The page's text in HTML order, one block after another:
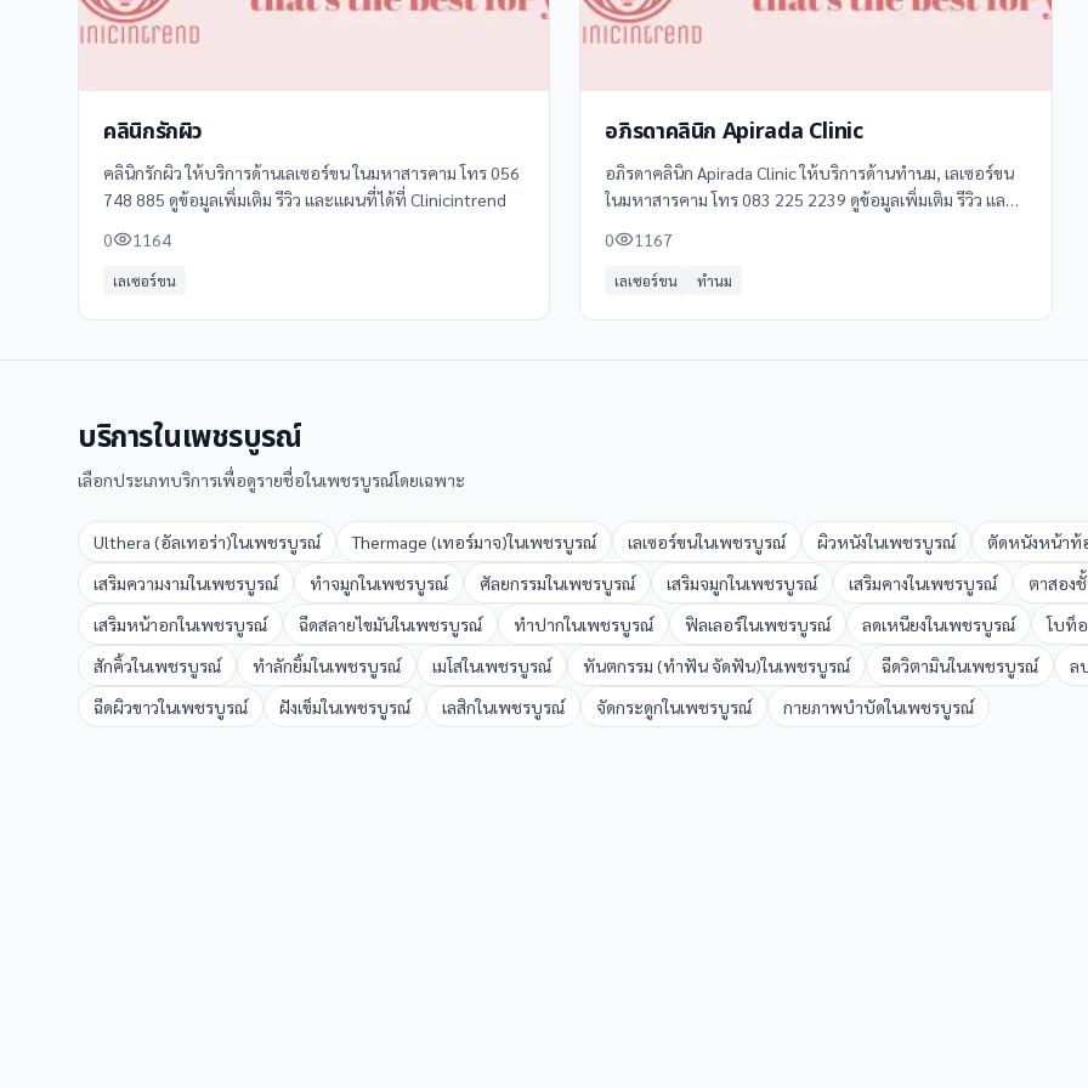
คลินิกรักผิว
คลินิกรักผิว ให้บริการด้านเลเซอร์ขน ในมหาสารคาม โทร 056
748 885 ดูข้อมูลเพิ่มเติม รีวิว และแผนที่ได้ที่ Clinicintrend
0
1164
เลเซอร์ขน
อภิรดาคลินิก Apirada Clinic
อภิรดาคลินิก Apirada Clinic ให้บริการด้านทำนม, เลเซอร์ขน
ในมหาสารคาม โทร 083 225 2239 ดูข้อมูลเพิ่มเติม รีวิว และ
0 1167
เลเซอร์ขน ทำนม
บริการในเพชรบูรณ์
เลือกประเภทบริการเพื่อดูรายชื่อในเพชรบูรณ์โดยเฉพาะ
Ulthera (อัลเทอร่า)ในเพชรบูรณ์ Thermage (เทอร์มาจ)ในเพชรบูรณ์ เลเซอร์ขนในเพชรบูรณ์ ผิวหนังในเพชรบูรณ์ ตัดหนังหน้าท้
เสริมความงามในเพชรบูรณ์ ทำจมูกในเพชรบูรณ์ ศัลยกรรมในเพชรบูรณ์ เสริมจมูกในเพชรบูรณ์ เสริมคางในเพชรบูรณ์ ตาสอง
เสริมหน้าอกในเพชรบูรณ์ ฉีดสลายไขมันในเพชรบูรณ์ ทำปากในเพชรบูรณ์ ฟิลเลอร์ในเพชรบูรณ์ ลดเหนียงในเพชรบูรณ์ โบท็
สักคิ้วในเพชรบูรณ์ ทำลักยิ้มในเพชรบูรณ์ เมโสในเพชรบูรณ์ ทันตกรรม (ทำฟัน จัดฟัน)ในเพชรบูรณ์ ฉีดวิตามินในเพชรบูรณ์ ล
ฉีดผิวขาวในเพชรบูรณ์ ฝังเข็มในเพชรบูรณ์ เลสิกในเพชรบูรณ์ จัดกระดูกในเพชรบูรณ์ กายภาพบำบัดในเพชรบูรณ์